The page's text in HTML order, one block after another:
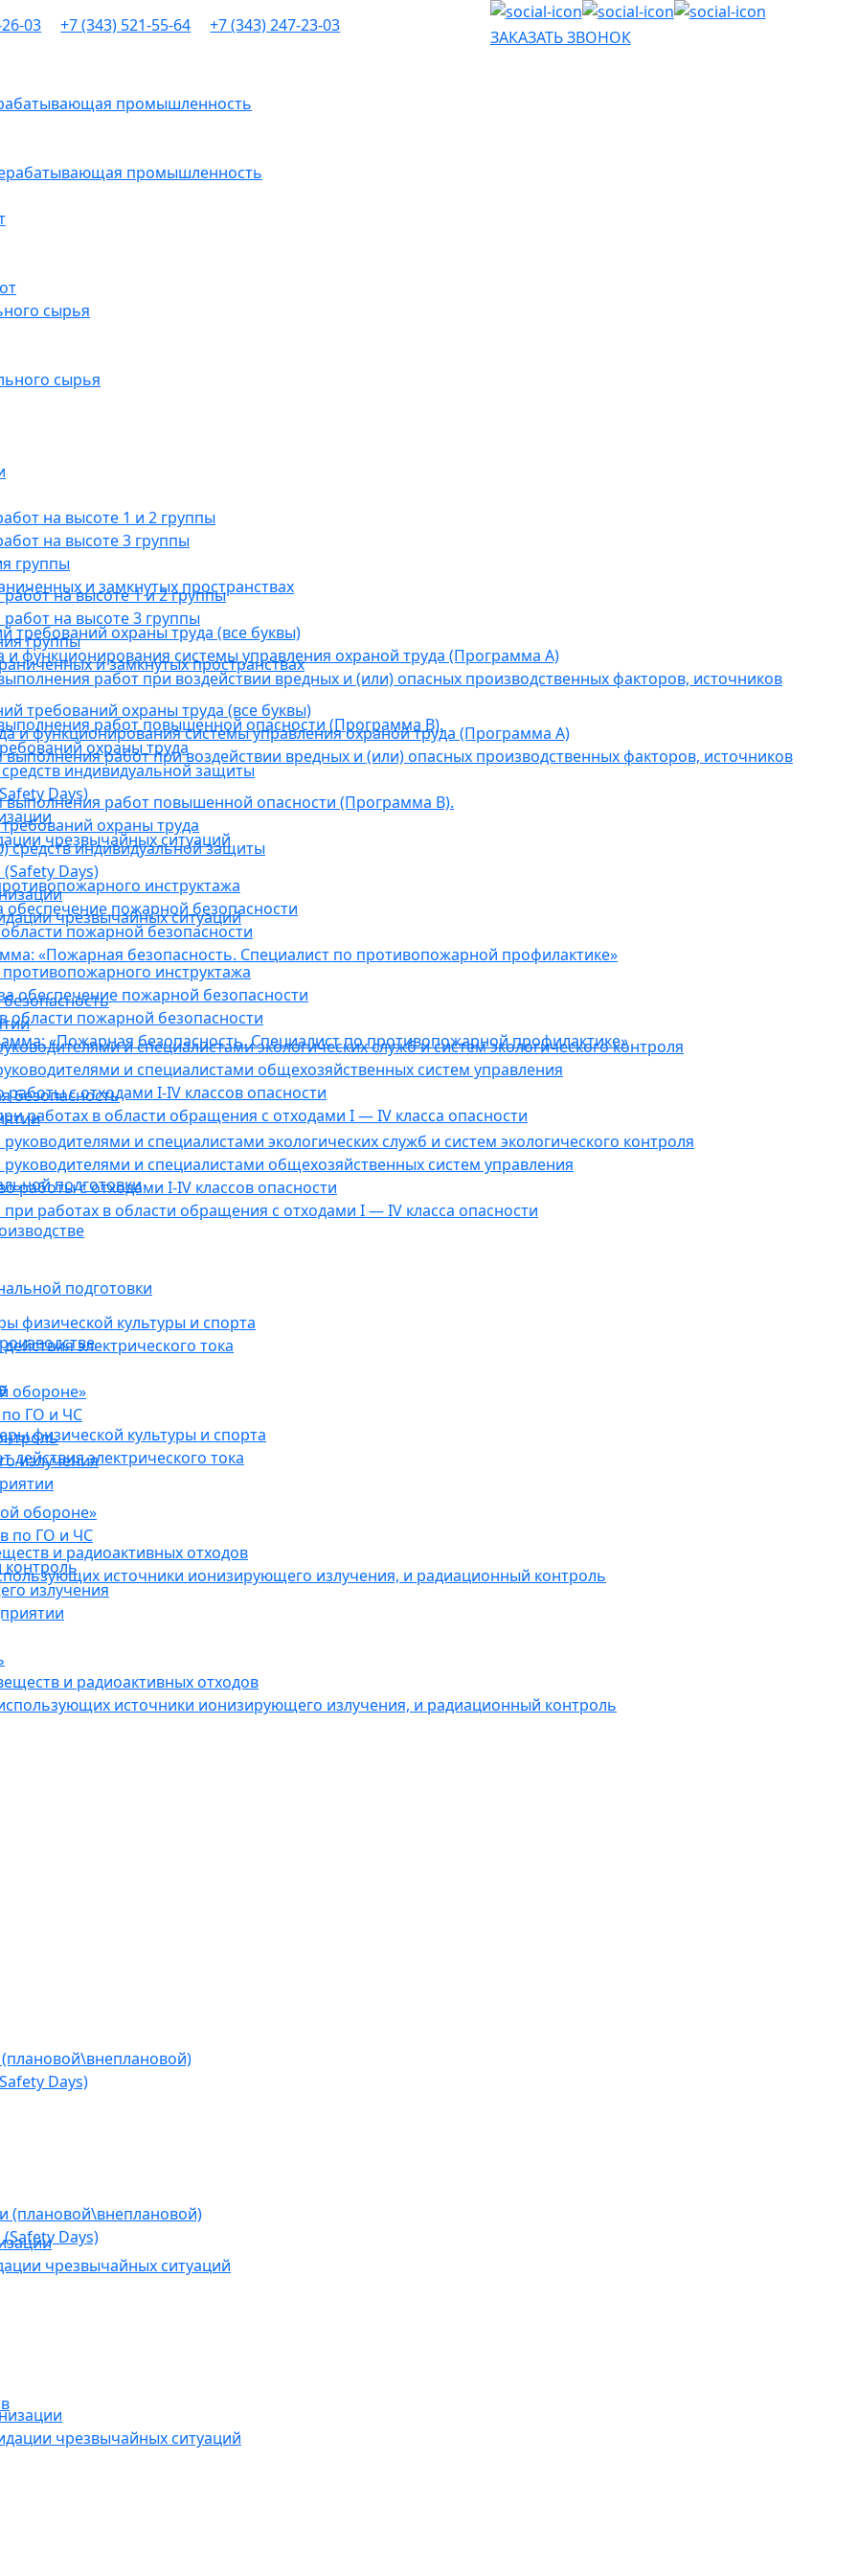
промышленность
сырья
на высоте 1 и 2 группы
на высоте 3 группы
группы
и замкнутых пространствах
требований охраны труда (все буквы)
функционирования системы управления охраной труда (Программа А)
работ при воздействии вредных и (или) опасных производственных факторов, источников
работ повышенной опасности (Программа В).
охраны труда
индивидуальной защиты
Days)
чрезвычайных ситуаций
инструктажа
пожарной безопасности
пожарной безопасности
«Пожарная безопасность. Специалист по противопожарной профилактике»
и специалистами экологических служб и систем экологического контроля
и специалистами общехозяйственных систем управления
с отходами I-IV классов опасности
работах в области обращения с отходами I — IV класса опасности
подготовки
физической культуры и спорта
электрического тока
обороне»
ГО и ЧС
излучения
и радиоактивных отходов
источники ионизирующего излучения, и радиационный контроль
Days)
чрезвычайных ситуаций
03 +7 (343) 521-55-64 +7 (343) 247-23-03
ЗАКАЗАТЬ ЗВОНОК
промышленность
сырья
на высоте 1 и 2 группы
на высоте 3 группы
группы
и замкнутых пространствах
требований охраны труда (все буквы)
и функционирования системы управления охраной труда (Программа А)
работ при воздействии вредных и (или) опасных производственных факторов, источников
работ повышенной опасности (Программа В).
охраны труда
индивидуальной защиты
Days)
чрезвычайных ситуаций
инструктажа
обеспечение пожарной безопасности
пожарной безопасности
«Пожарная безопасность. Специалист по противопожарной профилактике»
безопасность
и специалистами экологических служб и систем экологического контроля
и специалистами общехозяйственных систем управления
работы с отходами I-IV классов опасности
работах в области обращения с отходами I — IV класса опасности
подготовки
физической культуры и спорта
электрического тока
обороне»
по ГО и ЧС
контроль
излучения
и радиоактивных отходов
источники ионизирующего излучения, и радиационный контроль
(плановой\внеплановой)
Days)
чрезвычайных ситуаций